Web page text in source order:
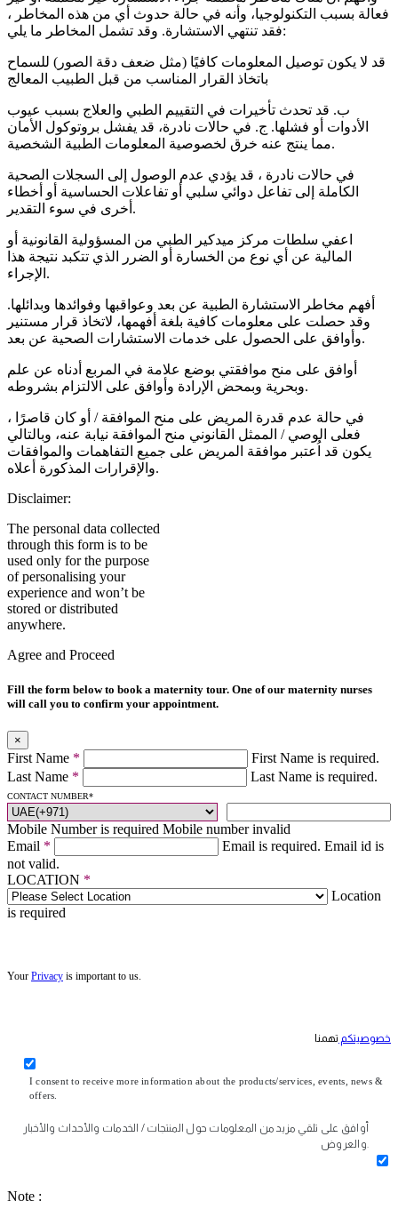
فعالة بسبب التكنولوجيا، وأنه في حالة حدوث أي من هذه المخاطر ،
فقد تنتهي الاستشارة. وقد تشمل المخاطر ما يلي:
قد لا يكون توصيل المعلومات كافيًا (مثل ضعف دقة الصور) للسماح
باتخاذ القرار المناسب من قبل الطبيب المعالج
ب. قد تحدث تأخيرات في التقييم الطبي والعلاج بسبب عيوب
الأدوات أو فشلها. ج. في حالات نادرة، قد يفشل بروتوكول الأمان
مما ينتج عنه خرق لخصوصية المعلومات الطبية الشخصية.
في حالات نادرة ، قد يؤدي عدم الوصول إلى السجلات الصحية
الكاملة إلى تفاعل دوائي سلبي أو تفاعلات الحساسية أو أخطاء
أخرى في سوء التقدير.
اعفي سلطات مركز ميدكير الطبي من المسؤولية القانونية أو
المالية عن أي نوع من الخسارة أو الضرر الذي تتكبد نتيجة هذا
الإجراء.
أفهم مخاطر الاستشارة الطبية عن بعد وعواقبها وفوائدها وبدائلها.
وقد حصلت على معلومات كافية بلغة أفهمها، لاتخاذ قرار مستنير
وأوافق على الحصول على خدمات الاستشارات الصحية عن بعد.
أوافق على منح موافقتي بوضع علامة في المربع أدناه عن علم
وبحرية وبمحض الإرادة وأوافق على الالتزام بشروطه.
في حالة عدم قدرة المريض على منح الموافقة / أو كان قاصرًا ،
فعلى الوصي / الممثل القانوني منح الموافقة نيابة عنه، وبالتالي
يكون قد اُعتبر موافقة المريض على جميع التفاهمات والموافقات
والإقرارات المذكورة أعلاه.
Disclaimer:
The personal data collected
through this form is to be
used only for the purpose
of personalising your
experience and won’t be
stored or distributed
anywhere.
Agree and Proceed
Fill the form below to book a maternity tour. One of our maternity nurses
will call you to confirm your appointment.
×
First Name *
First Name is required.
Last Name * Last Name is required.
CONTACT NUMBER*
Mobile Number is required Mobile number invalid
Email * Email is required. Email id is
not valid.
LOCATION *
Location
is required
Your Privacy is important to us.
خصوصيتكم تهمنا
I consent to receive more information about the products/services, events, news &
offers.
أوافق على تلقي مزيد من المعلومات حول المنتجات / الخدمات والأحداث والأخبار
والعروض.
Note :